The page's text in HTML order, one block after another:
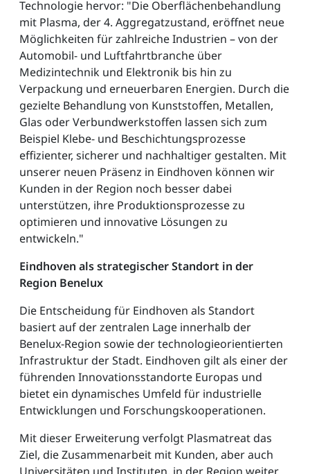
Technologie hervor: "Die Oberflächenbehandlung
mit Plasma, der 4. Aggregatzustand, eröffnet neue
Möglichkeiten für zahlreiche Industrien – von der
Automobil- und Luftfahrtbranche über
Medizintechnik und Elektronik bis hin zu
Verpackung und erneuerbaren Energien. Durch die
gezielte Behandlung von Kunststoffen, Metallen,
Glas oder Verbundwerkstoffen lassen sich zum
Beispiel Klebe- und Beschichtungsprozesse
effizienter, sicherer und nachhaltiger gestalten. Mit
unserer neuen Präsenz in Eindhoven können wir
Kunden in der Region noch besser dabei
unterstützen, ihre Produktionsprozesse zu
optimieren und innovative Lösungen zu
entwickeln."
Eindhoven als strategischer Standort in der
Region Benelux
Die Entscheidung für Eindhoven als Standort
basiert auf der zentralen Lage innerhalb der
Benelux-Region sowie der technologieorientierten
Infrastruktur der Stadt. Eindhoven gilt als einer der
führenden Innovationsstandorte Europas und
bietet ein dynamisches Umfeld für industrielle
Entwicklungen und Forschungskooperationen.
Mit dieser Erweiterung verfolgt Plasmatreat das
Ziel, die Zusammenarbeit mit Kunden, aber auch